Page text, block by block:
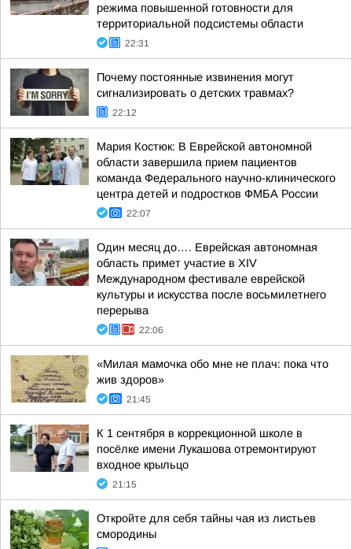
режима повышенной готовности для
территориальной подсистемы области
22:31
Почему постоянные извинения могут
сигнализировать о детских травмах?
22:12
Мария Костюк: В Еврейской автономной
области завершила прием пациентов
команда Федерального научно-клинического
центра детей и подростков ФМБА России
22:07
Один месяц до…. Еврейская автономная
область примет участие в XIV
Международном фестивале еврейской
культуры и искусства после восьмилетнего
перерыва
22:06
«Милая мамочка обо мне не плач: пока что
жив здоров»
21:45
К 1 сентября в коррекционной школе в
посёлке имени Лукашова отремонтируют
входное крыльцо
21:15
Откройте для себя тайны чая из листьев
смородины